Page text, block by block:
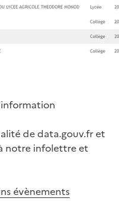
de data.gouv.fr et
notre infolettre et
évènements